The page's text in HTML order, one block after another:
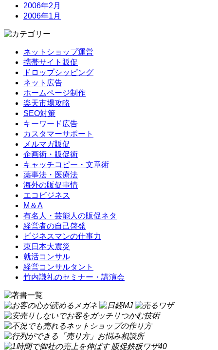
2006年2月
2006年1月
ネットショップ運営
携帯サイト販促
ドロップシッピング
ネット広告
ホームページ制作
楽天市場攻略
SEO対策
キーワード広告
カスタマーサポート
メルマガ販促
企画術・販促術
キャッチコピー・文章術
薬事法・医療法
海外の販促事情
エコビジネス
M＆A
有名人・芸能人の販促ネタ
経営者の自己啓発
ビジネスマンの仕事力
東日本大震災
就活コンサル
経営コンサルタント
竹内謙礼のセミナー・講演会